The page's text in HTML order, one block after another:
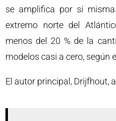
se amplifica por sí
extremo norte del
menos del 20 % de la
modelos casi a cero, según
El autor principal, Drijfhout,